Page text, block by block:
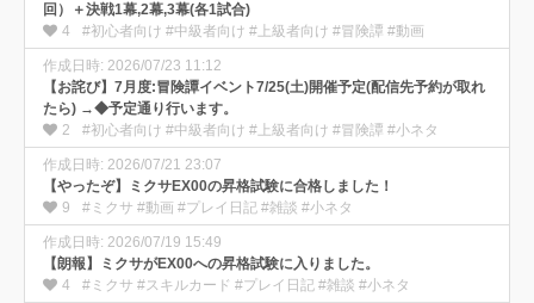
回）＋決戦1幕,2幕,3幕(各1試合)
4
#初心者向け #中級者向け #上級者向け #冒険譚 #動画
作成日時: 2026/07/23 11:12
【お詫び】7月度:冒険譚イベント7/25(土)開催予定(配信先予約が取れ
たら) →◆予定通り行います。
2
#初心者向け #中級者向け #上級者向け #冒険譚 #小ネタ
作成日時: 2026/07/21 23:07
【やったぞ】ミクサEX00の昇格試験に合格しました！
9
#ミクサ #動画 #プレイ日記 #雑談 #小ネタ
作成日時: 2026/07/19 15:49
【朗報】ミクサがEX00への昇格試験に入りました。
4
#ミクサ #スキルカード #プレイ日記 #雑談 #小ネタ